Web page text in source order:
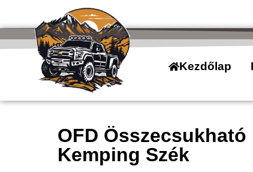
Kezdőlap
OFD Összecsukható
Kemping Szék